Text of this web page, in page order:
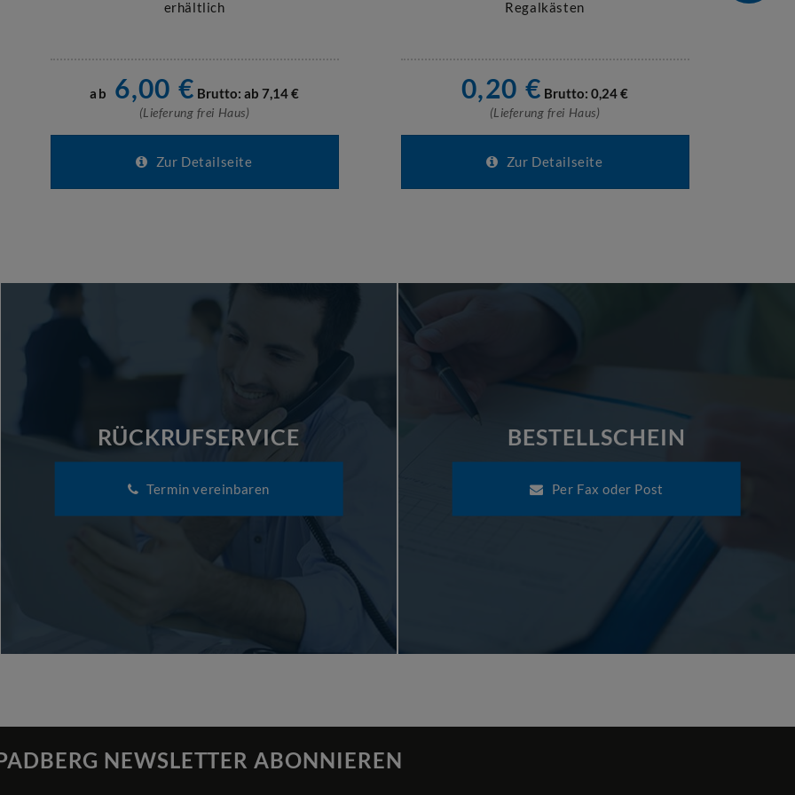
erhältlich
ab 6,00 € Brutto: ab 7,14€
(Lieferung frei Haus)
Zur Detailseite
Regalkästen
0,20 € Brutto: 0,24€
(Lieferung frei Haus)
Zur Detailseite
RÜCKRUFSERVICE
Termin vereinbaren
BESTELLSCHEIN
Per Fax oder Post
NEWSLETTER ABONNIEREN